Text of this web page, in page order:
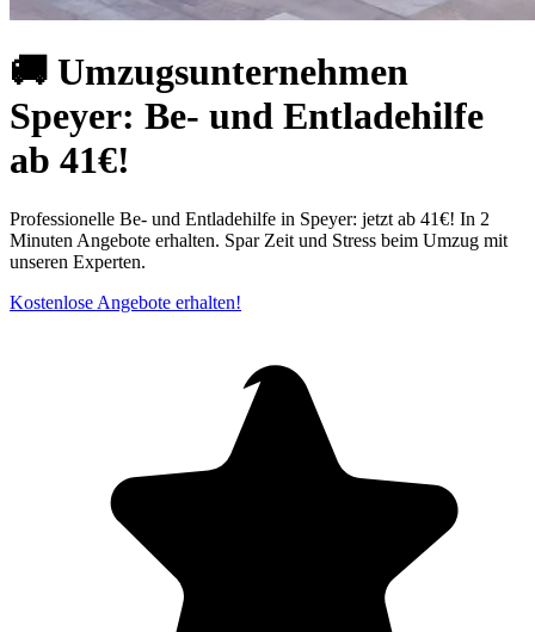
🚚 Umzugsunternehmen
Speyer: Be- und Entladehilfe
ab 41€!
Professionelle Be- und Entladehilfe in Speyer: jetzt ab 41€! In 2
Minuten Angebote erhalten. Spar Zeit und Stress beim Umzug mit
unseren Experten.
Kostenlose Angebote erhalten!